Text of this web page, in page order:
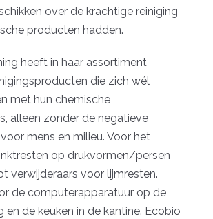
over de krachtige reiniging
producten hadden.
heeft in haar assortiment
die zich wél
met hun chemische
alleen zonder de negatieve
mens en milieu. Voor het
op drukvormen/persen
verwijderaars voor lijmresten.
de computerapparatuur op de
en de keuken in de kantine. Ecobio